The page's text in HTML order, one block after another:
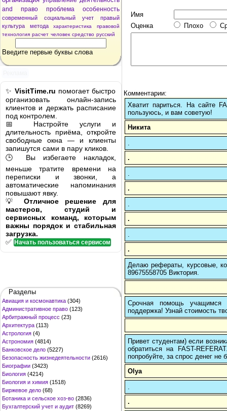
and
право проблема особенность
современный социальный учет
правый
культура
метода характеристика
правовой
технология расчет человек средство русский
Введите первые буквы слова
✨ VisitTime.ru помогает быстро
организовать онлайн-запись
клиентов и держать расписание
под контролем.
📅 Настройте услуги и
длительность приёма, откройте
свободные окна — и клиенты
запишутся сами в пару кликов.
🕒 Вы избегаете накладок,
меньше тратите времени на
переписки и звонки, а
автоматические напоминания
повышают явку.
💡 Отличное решение для
мастеров, студий и
сервисных команд, которым
важны порядок и стабильная
загрузка.
✅ Начать пользоваться сервисом
Разделы
Авиация и космонавтика (304)
Административное право (123)
Арбитражный процесс (23)
Архитектура (113)
Астрология (4)
Астрономия (4814)
Банковское дело (5227)
Безопасность жизнедеятельности (2616)
Биографии (3423)
Биология (4214)
Биология и химия (1518)
Биржевое дело (68)
Ботаника и сельское хоз-во (2836)
Бухгалтерский учет и аудит (8269)
Имя
Оценка
Плохо
Комментарии:
Хватит париться. На сайте
пользуюсь, и вам советую!
Никита
.
.
.
.
Делаю рефераты, курсовые,
89675558705 Виктория.
Срочная помощь учащимся в
поддержка! Узнай стоимость
Привет студентам) если
обратиться на FAST-
попробуйте, за спрос денег не
Olya
.